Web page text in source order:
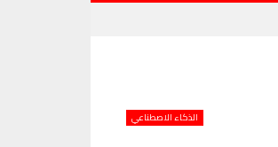
الذكاء الاصطناعي